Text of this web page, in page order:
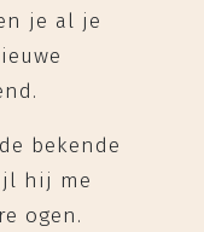
je al je
bekende
hij me
ogen.